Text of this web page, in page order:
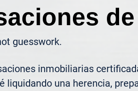
guesswork.
inmobiliarias
liquidando una herencia,